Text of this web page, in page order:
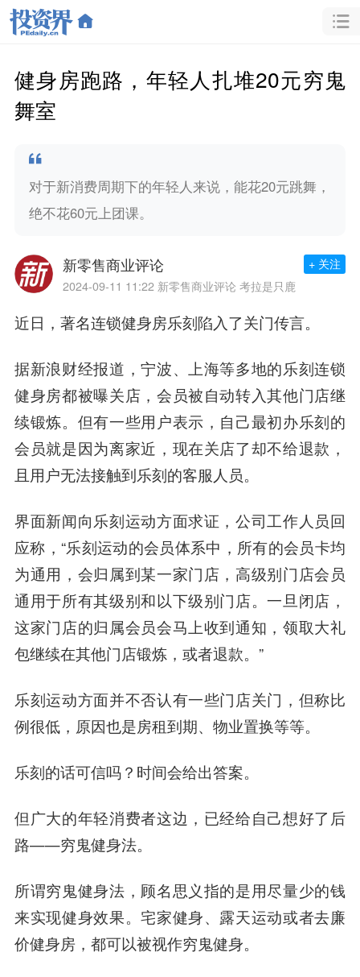
健身房跑路，年轻人扎堆20元穷鬼
舞室
对于新消费周期下的年轻人来说，能花20元跳舞，
绝不花60元上团课。
新零售商业评论
2024-09-11 11:22 新零售商业评论 考拉是只鹿
+ 关注
近日，著名连锁健身房乐刻陷入了关门传言。
据新浪财经报道，宁波、上海等多地的乐刻连锁
健身房都被曝关店，会员被自动转入其他门店继
续锻炼。但有一些用户表示，自己最初办乐刻的
会员就是因为离家近，现在关店了却不给退款，
且用户无法接触到乐刻的客服人员。
界面新闻向乐刻运动方面求证，公司工作人员回
应称，“乐刻运动的会员体系中，所有的会员卡均
为通用，会归属到某一家门店，高级别门店会员
通用于所有其级别和以下级别门店。一旦闭店，
这家门店的归属会员会马上收到通知，领取大礼
包继续在其他门店锻炼，或者退款。”
乐刻运动方面并不否认有一些门店关门，但称比
例很低，原因也是房租到期、物业置换等等。
乐刻的话可信吗？时间会给出答案。
但广大的年轻消费者这边，已经给自己想好了后
路——穷鬼健身法。
所谓穷鬼健身法，顾名思义指的是用尽量少的钱
来实现健身效果。宅家健身、露天运动或者去廉
价健身房，都可以被视作穷鬼健身。